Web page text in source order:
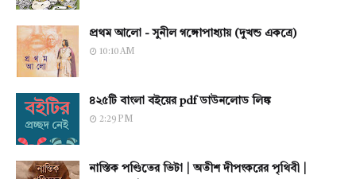
প্রথম আলো - সুনীল গঙ্গোপাধ্যায় (দুখন্ড একত্রে)
10:10 AM
৪২৫টি বাংলা বইয়ের pdf ডাউনলোড লিঙ্ক
2:29 PM
নাস্তিক পণ্ডিতের ভিটা | অতীশ দীপংকরের পৃথিবী |